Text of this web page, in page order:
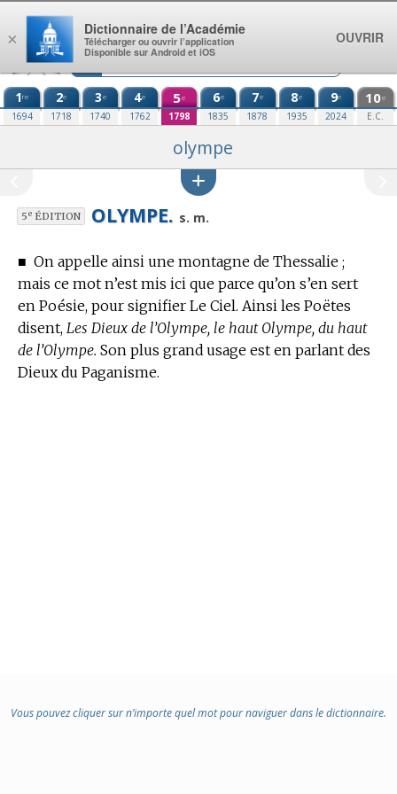
Aller au contenu
1re
1694
2e
1718
3e
1740
4e
1762
5e
1798
6e
1835
7e
1878
8e
1935
9e
2024
10e
E.C.
olympe
5eÉDITION OLYMPE. s. m.
■ On appelle ainsi une montagne de Thessalie ;
mais ce mot n’est mis ici que parce qu’on s’en sert
en Poésie, pour signifier Le Ciel. Ainsi les Poëtes
disent, Les Dieux de l’Olympe, le haut Olympe, du haut
de l’Olympe. Son plus grand usage est en parlant des
Dieux du Paganisme.
Vous pouvez cliquer sur n’importe quel mot pour naviguer dans le dictionnaire.
×
Dictionnaire de l’Académie
Télécharger ou ouvrir l’application
Disponible sur Android et iOS
OUVRIR